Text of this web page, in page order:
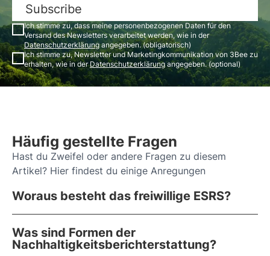
Subscribe
Ich stimme zu, dass meine personenbezogenen Daten für den
Versand des Newsletters verarbeitet werden, wie in der
Datenschutzerklärungangegeben. (obligatorisch)
Ich stimme zu, Newsletter und Marketingkommunikation von 3Bee zu
erhalten, wie in derDatenschutzerklärungangegeben. (optional)
Häufig gestellte Fragen
Hast du Zweifel oder andere Fragen zu diesem
Artikel? Hier findest du einige Anregungen
Woraus besteht das freiwillige ESRS?
Was sind Formen der
Nachhaltigkeitsberichterstattung?